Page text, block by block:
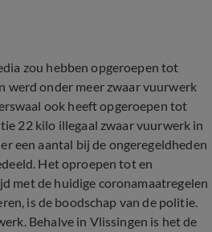
zou hebben opgeroepen tot
werd onder meer zwaar vuurwerk
ook heeft opgeroepen tot
22 kilo illegaal zwaar vuurwerk in
een aantal bij de ongeregeldheden
Het oproepen tot en
met de huidige coronamaatregelen
is de boodschap van de politie.
Behalve in Vlissingen is het de